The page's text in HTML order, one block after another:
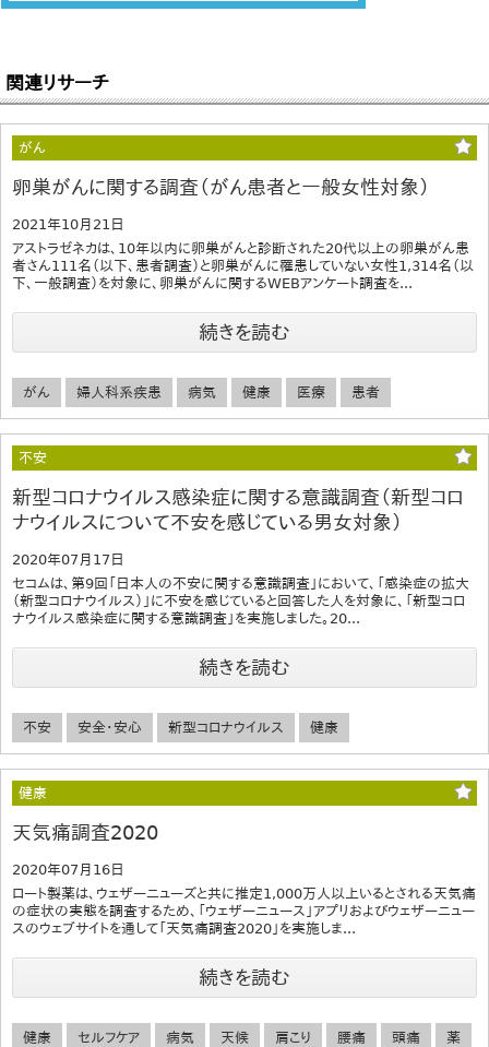
関連リサーチ
がん
卵巣がんに関する調査（がん患者と一般女性対象）
2021年10月21日
アストラゼネカは、10年以内に卵巣がんと診断された20代以上の卵巣がん患
者さん111名（以下、患者調査）と卵巣がんに罹患していない女性1,314名（以
下、一般調査）を対象に、卵巣がんに関するWEBアンケート調査を...
続きを読む
がん 婦人科系疾患 病気 健康 医療 患者
不安
新型コロナウイルス感染症に関する意識調査（新型コロ
ナウイルスについて不安を感じている男女対象）
2020年07月17日
セコムは、第9回「日本人の不安に関する意識調査」において、「感染症の拡大
（新型コロナウイルス）」に不安を感じていると回答した人を対象に、「新型コロ
ナウイルス感染症に関する意識調査」を実施しました。20...
続きを読む
不安 安全・安心 新型コロナウイルス 健康
健康
天気痛調査2020
2020年07月16日
ロート製薬は、ウェザーニューズと共に推定1,000万人以上いるとされる天気痛
の症状の実態を調査するため、「ウェザーニュース」アプリおよびウェザーニュー
スのウェブサイトを通して「天気痛調査2020」を実施しま...
続きを読む
健康 セルフケア 病気 天候 肩こり 腰痛 頭痛 薬